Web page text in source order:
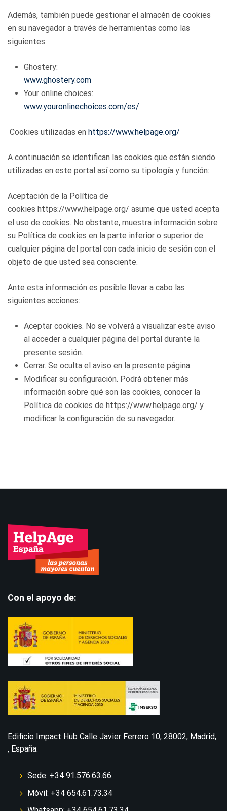
Además, también puede gestionar el almacén de cookies
en su navegador a través de herramientas como las
siguientes
Ghostery:
www.ghostery.com
Your online choices:
www.youronlinechoices.com/es/
Cookies utilizadas en https://www.helpage.org/
A continuación se identifican las cookies que están siendo
utilizadas en este portal así como su tipología y función:
Aceptación de la Política de
cookies https://www.helpage.org/ asume que usted acepta
el uso de cookies. No obstante, muestra información sobre
su Política de cookies en la parte inferior o superior de
cualquier página del portal con cada inicio de sesión con el
objeto de que usted sea consciente.
Ante esta información es posible llevar a cabo las
siguientes acciones:
Aceptar cookies. No se volverá a visualizar este aviso
al acceder a cualquier página del portal durante la
presente sesión.
Cerrar. Se oculta el aviso en la presente página.
Modificar su configuración. Podrá obtener más
información sobre qué son las cookies, conocer la
Política de cookies de https://www.helpage.org/ y
modificar la configuración de su navegador.
Con el apoyo de:
Edificio Impact Hub Calle Javier Ferrero 10, 28002, Madrid,
, España.
Sede: +34 91.576.63.66
Móvil: +34 654.61.73.34